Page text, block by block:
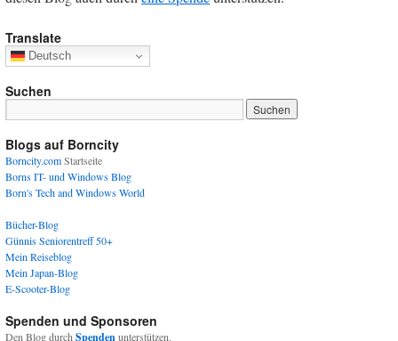
Translate
Deutsch
Suchen
Blogs auf Borncity
Borncity.comStartseite
Borns IT- und Windows Blog
Born's Tech and Windows World
Bücher-Blog
Günnis Seniorentreff 50+
Mein Reiseblog
Mein Japan-Blog
E-Scooter-Blog
Spenden und Sponsoren
Den Blog durchSpendenunterstützen.